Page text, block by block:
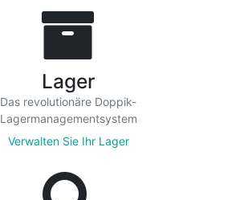
Lager
Das revolutionäre Doppik-
Lagermanagementsystem
Verwalten Sie Ihr Lager